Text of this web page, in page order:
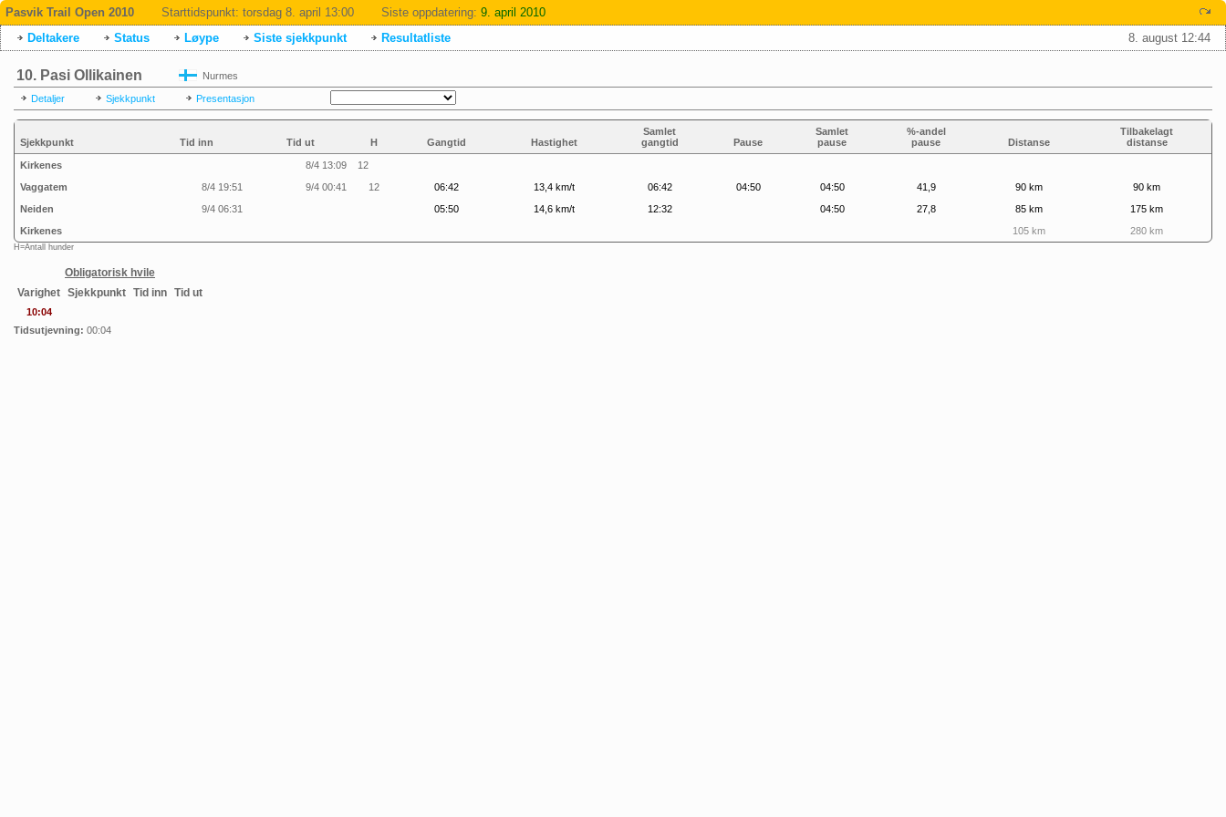
Pasvik Trail Open 2010 Starttidspunkt: torsdag 8. april 13:00 Siste oppdatering: 9. april 2010
8. august 12:44
Deltakere Status Løype Siste sjekkpunkt Resultatliste
10. Pasi Ollikainen Nurmes
Detaljer Sjekkpunkt Presentasjon
Sjekkpunkt Tid inn Tid ut H Gangtid Hastighet
Samlet
gangtid
Pause
Samlet
pause
%-andel
pause
Distanse
Tilbakelagt
distanse
Kirkenes 8/4 13:09
12
Vaggatem
8/4 19:51 9/4 00:41 12 06:42 13,4 km/t 06:42 04:50 04:50 41,9 90 km
90 km
Neiden
9/4 06:31 05:50 14,6 km/t 12:32 04:50 27,8 85 km
175 km
Kirkenes
105 km 280 km
H=Antall hunder
Obligatorisk hvile
Varighet Sjekkpunkt Tid inn Tid ut
10:04
Tidsutjevning: 00:04